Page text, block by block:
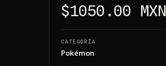
$1050.00 MXN
CATEGORÍA
Pokémon